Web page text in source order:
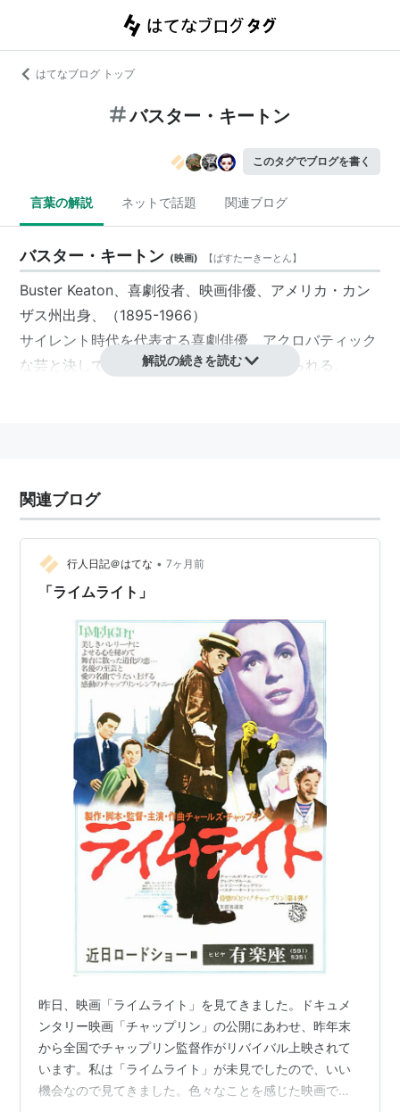
はてなブログ トップ
バスター・キートン
このタグでブログを書く
言葉の解説 ネットで話題 関連ブログ
バスター・キートン (映画) 【ばすたーきーとん】
Buster Keaton、喜劇役者、映画俳優、アメリカ・カン
ザス州出身、（1895-1966）
サイレント時代を代表する喜劇俳優、アクロバティック
な芸と決して笑わない気難しい顔つきで知られる。
（1917）
キートンの鍛冶屋（1922）
キートンの警官騒動（1922）
荒武者キートン（1923）
キートンの空中結婚（1923）
海底王キートン（1924）
キートンの探偵学入門（1924）
セブン・チャンス（1925）
キートン将軍（1926）
キートンのラスト・ラウンド（1926）
キートンの大学生（1927）
キートンのカメラマン（1928）
キートンの蒸気船（1928）
キートンの結婚狂（1929）
キートンの恋愛指南番（1932）
キートンの月ロケット（1945）
サンセット大通り（1950）
ライムライト（1952）
80日間世界一周（1956）
おかしな・おかしな・おかしな世界（1963）
パジャマ・パーティ（1964）
ローマで起こった奇妙な出来事（1966）
解説の続きを読む
関連ブログ
行人日記＠はてな • 7ヶ月前
「ライムライト」
昨日、映画「ライムライト」を見てきました。ドキュメ
ンタリー映画「チャップリン」の公開にあわせ、昨年末
から全国でチャップリン監督作がリバイバル上映されて
います。私は「ライムライト」が未見でしたので、いい
機会なので見てきました。色々なことを感じた映画でし